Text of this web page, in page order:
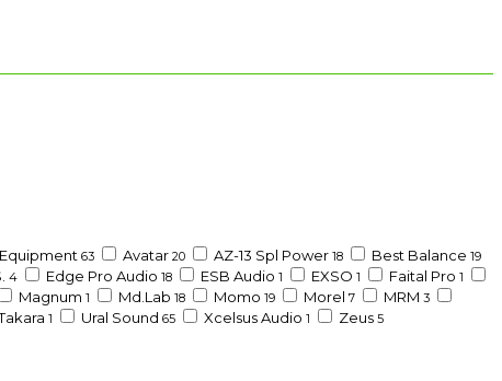
63 Avatar 20 AZ-13 Spl Power 18 Best Balance 19
4 Edge Pro Audio 18 ESB Audio 1 EXSO 1 Faital Pro 1
Magnum 1 Md.Lab 18 Momo 19 Morel 7 MRM 3
1 Ural Sound 65 Xcelsus Audio 1 Zeus 5